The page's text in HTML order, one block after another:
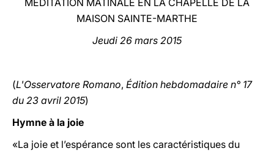
MÉDITATION MATINALE EN LA CHAPELLE DE LA
MAISON SAINTE-MARTHE
Jeudi 26 mars 2015
(L'Osservatore Romano, Édition hebdomadaire n° 17
du 23 avril 2015)
Hymne à la joie
«La joie et l’espérance sont les caractéristiques du